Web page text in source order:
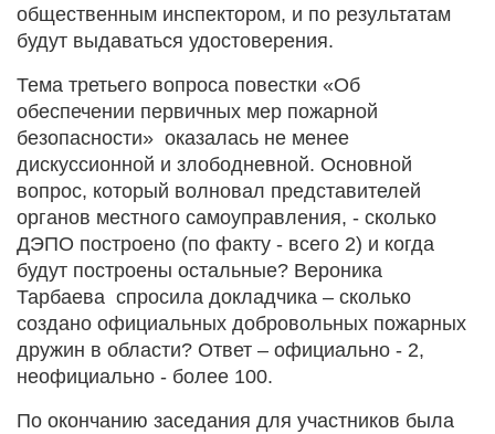
общественным инспектором, и по результатам
будут выдаваться удостоверения.
Тема третьего вопроса повестки «Об
обеспечении первичных мер пожарной
безопасности» оказалась не менее
дискуссионной и злободневной. Основной
вопрос, который волновал представителей
органов местного самоуправления, - сколько
ДЭПО построено (по факту - всего 2) и когда
будут построены остальные? Вероника
Тарбаева спросила докладчика – сколько
создано официальных добровольных пожарных
дружин в области? Ответ – официально - 2,
неофициально - более 100.
По окончанию заседания для участников была